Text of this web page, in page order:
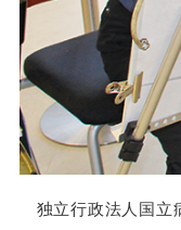
独立行政法人国立